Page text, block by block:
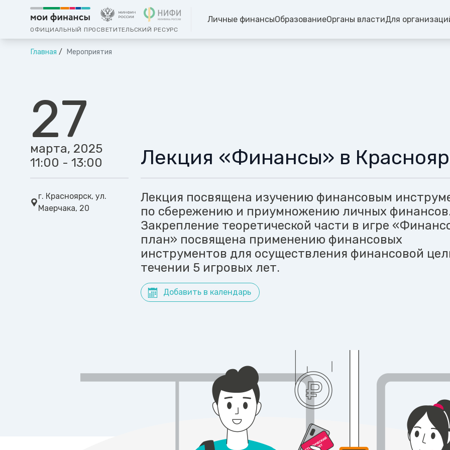
ОФИЦИАЛЬНЫЙ ПРОСВЕТИТЕЛЬСКИЙ РЕСУРС
Личные финансыОбразованиеОрганы властиДля
Главная Мероприятия
27
марта, 2025
11:00 - 13:00
г. Красноярск, ул.
Маерчака, 20
Лекция «Финансы» в
Лекция посвящена изучению финансовым
по сбережению и приумножению личных
Закрепление теоретической части в игре
план» посвящена применению финансовых
инструментов для осуществления финансовой
течении 5 игровых лет.
Добавить в календарь